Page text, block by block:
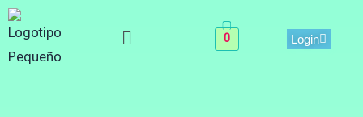
Skip
to
content
Menu 0 Login